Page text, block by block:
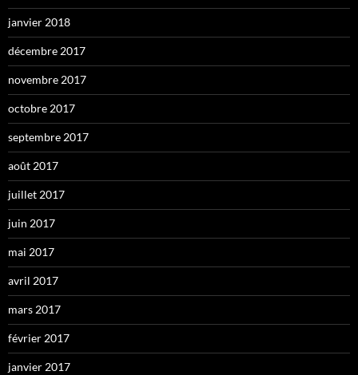
janvier 2018
décembre 2017
novembre 2017
octobre 2017
septembre 2017
août 2017
juillet 2017
juin 2017
mai 2017
avril 2017
mars 2017
février 2017
janvier 2017